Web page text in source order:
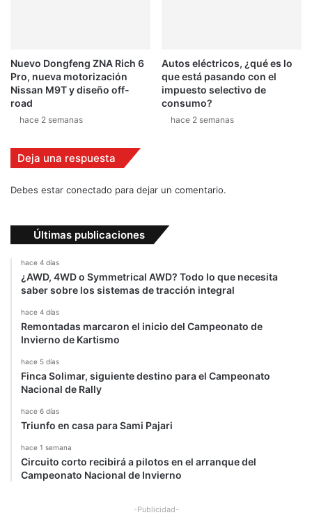
Nuevo Dongfeng ZNA Rich 6
Pro, nueva motorización
Nissan M9T y diseño off-
road
hace 2 semanas
Autos eléctricos, ¿qué es lo
que está pasando con el
impuesto selectivo de
consumo?
hace 2 semanas
Deja una respuesta
Debes estar conectado para dejar un comentario.
Últimas publicaciones
hace 4 días
¿AWD, 4WD o Symmetrical AWD? Todo lo que necesita
saber sobre los sistemas de tracción integral
hace 4 días
Remontadas marcaron el inicio del Campeonato de
Invierno de Kartismo
hace 5 días
Finca Solimar, siguiente destino para el Campeonato
Nacional de Rally
hace 6 días
Triunfo en casa para Sami Pajari
hace 1 semana
Circuito corto recibirá a pilotos en el arranque del
Campeonato Nacional de Invierno
-Publicidad-